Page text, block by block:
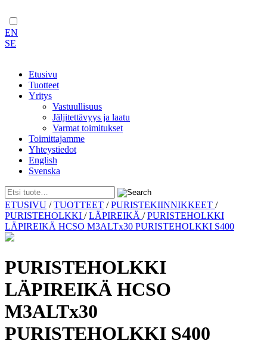
EN
SE
Etusivu
Tuotteet
Yritys
Vastuullisuus
Jäljitettävyys ja laatu
Varmat toimitukset
Toimittajamme
Yhteystiedot
English
Svenska
Skip
to
content
ETUSIVU /TUOTTEET /PURISTEKIINNIKKEET /
PURISTEHOLKKI /LÄPIREIKÄ /PURISTEHOLKKI
LÄPIREIKÄ HCSO M3ALTx30 PURISTEHOLKKI S400
PURISTEHOLKKI
LÄPIREIKÄ HCSO
M3ALTx30
PURISTEHOLKKI S400